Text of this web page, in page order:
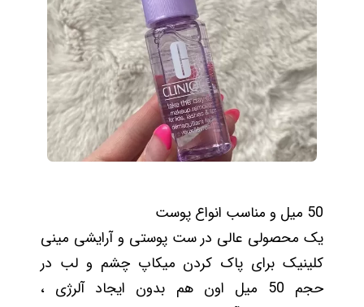
50 میل و مناسب انواع پوست
یک محصولی عالی در ست پوستی و آرایشی مینی
کلینیک برای پاک کردن میکاپ چشم و لب در
حجم 50 میل اون هم بدون ایجاد آلرژی ،